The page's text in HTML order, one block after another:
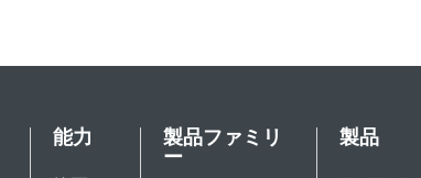
能力
製品ファミリ
ー
製品